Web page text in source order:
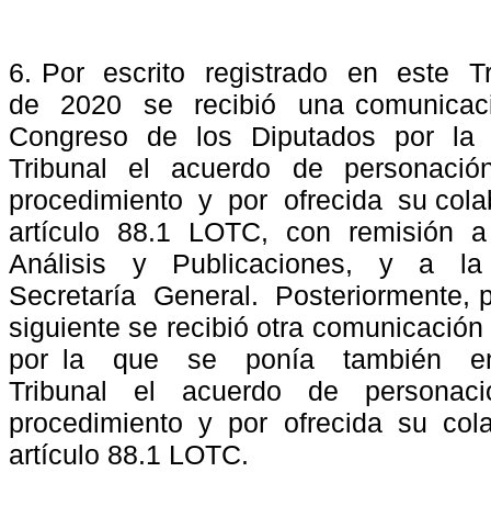
6. Por escrito registrado en este
de
2020 se recibió
una
Congreso
de los Diputados por
la
Tribunal
el acuerdo de
procedimiento y por ofrecida su
artículo
88.1 LOTC, con remisión
a
Análisis
y Publicaciones, y a
la
Secretaría
General.
Posteriormente,
siguiente se recibió otra
por la
que se ponía también
Tribunal
el acuerdo de
procedimiento y por ofrecida su
artículo 88.1 LOTC.